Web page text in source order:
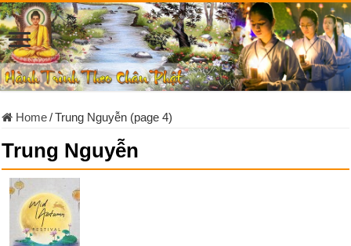
Home/Trung Nguyễn (page 4)
Trung Nguyễn